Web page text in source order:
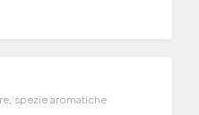
spezie aromatiche